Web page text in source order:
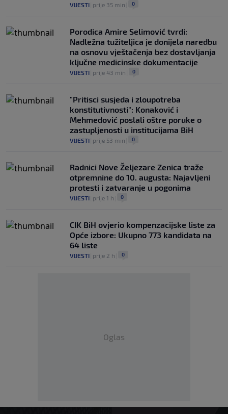
VIJESTI prije 35 min 0
Porodica Amire Selimović tvrdi:
Nadležna tužiteljica je donijela naredbu
na osnovu vještačenja bez dostavljanja
ključne medicinske dokumentacije
VIJESTI prije 43 min 0
"Pritisci susjeda i zloupotreba
konstitutivnosti": Konaković i
Mehmedović poslali oštre poruke o
zastupljenosti u institucijama BiH
VIJESTI prije 53 min 0
Radnici Nove Željezare Zenica traže
otpremnine do 10. augusta: Najavljeni
protesti i zatvaranje u pogonima
VIJESTI prije 1 h 0
CIK BiH ovjerio kompenzacijske liste za
Opće izbore: Ukupno 773 kandidata na
64 liste
VIJESTI prije 2 h 0
Oglas